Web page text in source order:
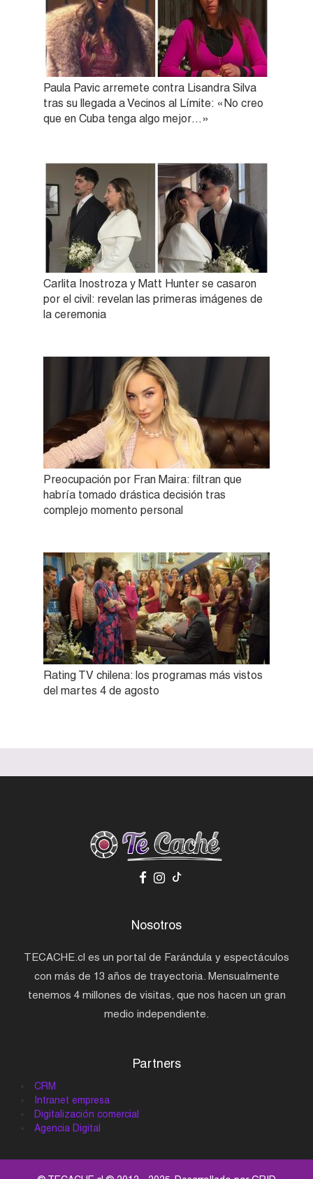
Paula Pavic arremete contra Lisandra Silva
tras su llegada a Vecinos al Límite: «No creo
que en Cuba tenga algo mejor…»
Carlita Inostroza y Matt Hunter se casaron
por el civil: revelan las primeras imágenes de
la ceremonia
Preocupación por Fran Maira: filtran que
habría tomado drástica decisión tras
complejo momento personal
Rating TV chilena: los programas más vistos
del martes 4 de agosto
Nosotros
TECACHE.cl es un portal de Farándula y espectáculos
con más de 13 años de trayectoria. Mensualmente
tenemos 4 millones de visitas, que nos hacen un gran
medio independiente.
Partners
CRM
Intranet empresa
Digitalización comercial
Agencia Digital